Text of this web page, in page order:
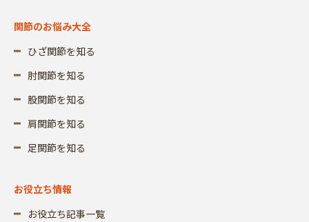
関節のお悩み大全
ひざ関節を知る
肘関節を知る
股関節を知る
肩関節を知る
足関節を知る
お役立ち情報
お役立ち記事一覧